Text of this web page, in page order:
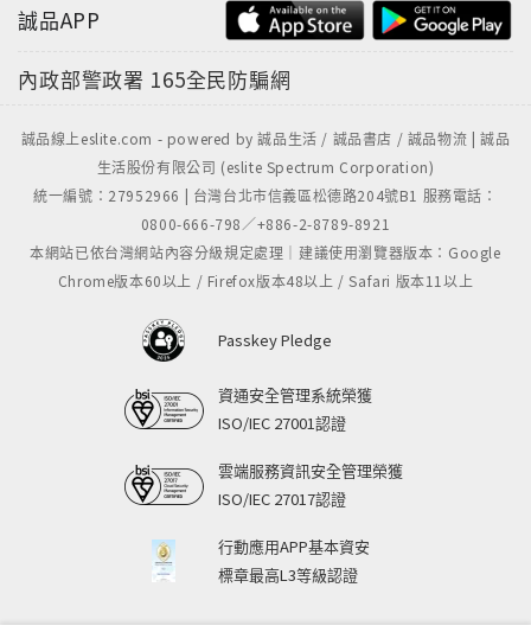
誠品APP
內政部警政署 165全民防騙網
誠品線上eslite.com - powered by 誠品生活 / 誠品書店 / 誠品物流 | 誠品
生活股份有限公司 (eslite Spectrum Corporation)
統一編號：27952966 | 台灣台北市信義區松德路204號B1 服務電話：
0800-666-798／+886-2-8789-8921
本網站已依台灣網站內容分級規定處理｜建議使用瀏覽器版本：Google
Chrome版本60以上 / Firefox版本48以上 / Safari 版本11以上
Passkey Pledge
資通安全管理系統榮獲
ISO/IEC 27001認證
雲端服務資訊安全管理榮獲
ISO/IEC 27017認證
行動應用APP基本資安
標章最高L3等級認證